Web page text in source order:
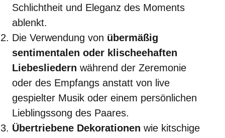
Schlichtheit und Eleganz des Moments
ablenkt.
Die Verwendung von übermäßig
sentimentalen oder klischeehaften
Liebesliedern während der Zeremonie
oder des Empfangs anstatt von live
gespielter Musik oder einem persönlichen
Lieblingssong des Paares.
Übertriebene Dekorationen wie kitschige